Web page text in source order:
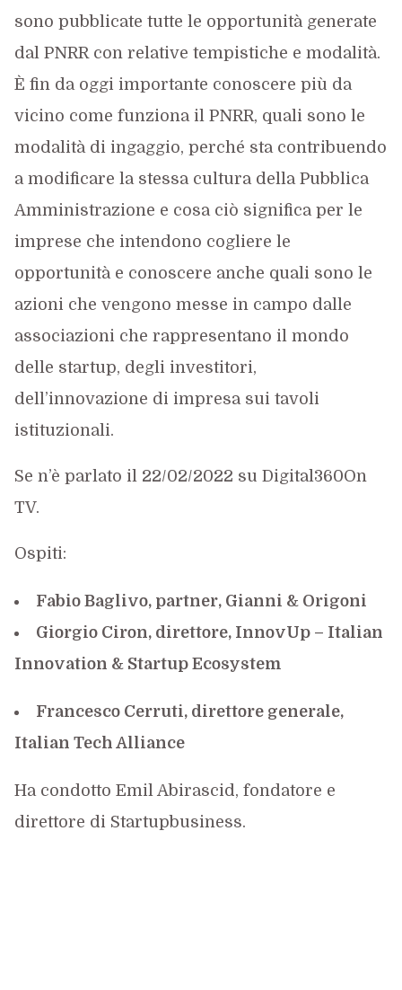
sono pubblicate tutte le opportunità generate
dal PNRR con relative tempistiche e modalità.
È fin da oggi importante conoscere più da
vicino come funziona il PNRR, quali sono le
modalità di ingaggio, perché sta contribuendo
a modificare la stessa cultura della Pubblica
Amministrazione e cosa ciò significa per le
imprese che intendono cogliere le
opportunità e conoscere anche quali sono le
azioni che vengono messe in campo dalle
associazioni che rappresentano il mondo
delle startup, degli investitori,
dell’innovazione di impresa sui tavoli
istituzionali.
Se n’è parlato il 22/02/2022 su Digital360On
TV.
Ospiti:
Fabio Baglivo, partner, Gianni & Origoni
Giorgio Ciron, direttore, InnovUp – Italian
Innovation & Startup Ecosystem
Francesco Cerruti, direttore generale,
Italian Tech Alliance
Ha condotto Emil Abirascid, fondatore e
direttore di Startupbusiness.